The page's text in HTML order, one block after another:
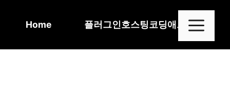
Home 플러그인호스팅코딩애드센스